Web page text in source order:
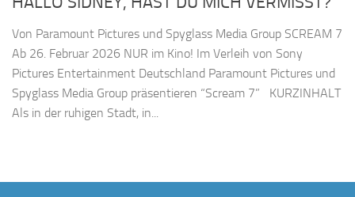
Von Paramount Pictures und Spyglass Media Group SCREAM 7
Ab 26. Februar 2026 NUR im Kino! Im Verleih von Sony
Pictures Entertainment Deutschland Paramount Pictures und
Spyglass Media Group präsentieren “Scream 7” KURZINHALT
Als in der ruhigen Stadt, in...